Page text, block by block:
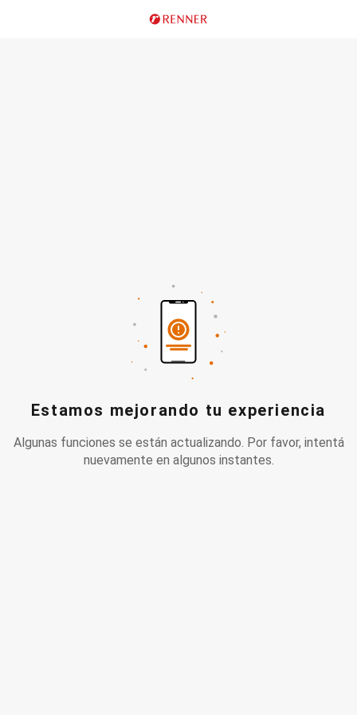
Estamos mejorando tu experiencia
Algunas funciones se están actualizando. Por favor, intentá
nuevamente en algunos instantes.